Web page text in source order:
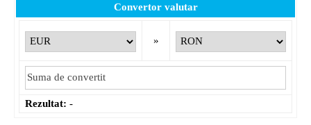
Convertor valutar
»
Rezultat: -